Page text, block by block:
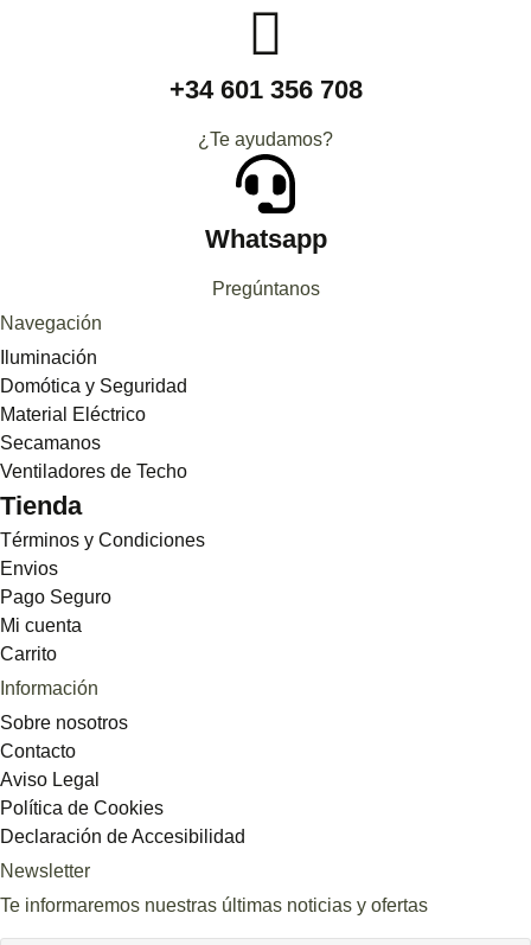
+34 601 356 708
¿Te ayudamos?
Whatsapp
Pregúntanos
Navegación
Iluminación
Domótica y Seguridad
Material Eléctrico
Secamanos
Ventiladores de Techo
Tienda
Términos y Condiciones
Envios
Pago Seguro
Mi cuenta
Carrito
Información
Sobre nosotros
Contacto
Aviso Legal
Política de Cookies
Declaración de Accesibilidad
Newsletter
Te informaremos nuestras últimas noticias y ofertas